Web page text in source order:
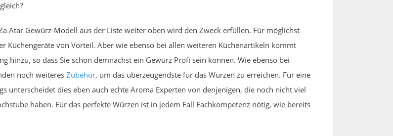
Atar Gewürz-Modell aus der Liste weiter oben wird den Zweck erfüllen. Für möglichst
Küchengeräte von Vorteil. Aber wie ebenso bei allen weiteren Küchenartikeln kommt
hinzu, so dass Sie schon demnächst ein Gewürz Profi sein können. Wie ebenso bei
noch weiteres Zubehör, um das überzeugendste für das Würzen zu erreichen. Für eine
unterscheidet dies eben auch echte Aroma Experten von denjenigen, die noch nicht viel
haben. Für das perfekte Würzen ist in jedem Fall Fachkompetenz nötig, wie bereits